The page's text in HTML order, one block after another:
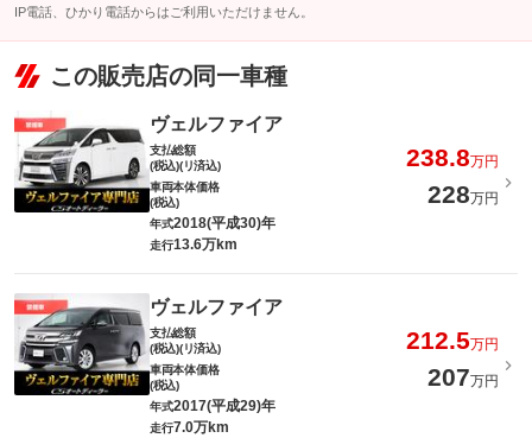
IP電話、ひかり電話からはご利用いただけません。
この販売店の同一車種
ヴェルファイア
支払総額
(税込)(リ済込)
238.8万円
車両本体価格
(税込)
228万円
年式2018(平成30)年
走行13.6万km
ヴェルファイア
支払総額
(税込)(リ済込)
212.5万円
車両本体価格
(税込)
207万円
年式2017(平成29)年
走行7.0万km